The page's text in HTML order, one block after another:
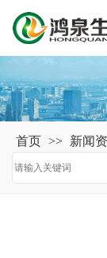
首页 >> 新闻